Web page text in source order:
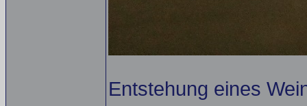
Entstehung eines